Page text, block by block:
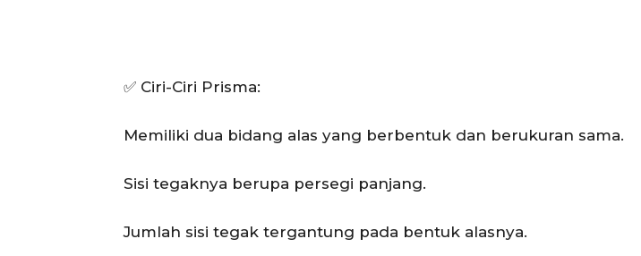
✅ Ciri-Ciri Prisma:
Memiliki dua bidang alas yang berbentuk dan berukuran sama.
Sisi tegaknya berupa persegi panjang.
Jumlah sisi tegak tergantung pada bentuk alasnya.